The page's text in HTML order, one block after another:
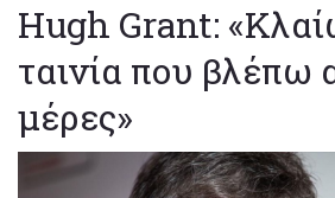
Hugh Grant:
ταινία που βλέπω
μέρες»